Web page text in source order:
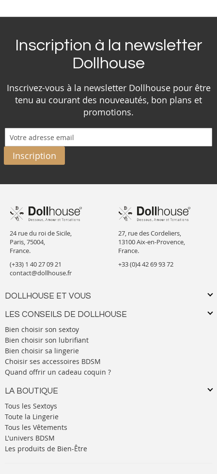
Inscription à la newsletter
Dollhouse
Inscrivez-vous à la newsletter Dollhouse pour être
tenu au courant des nouveautés, bon plans et
promotions.
Inscription
24 rue du roi de Sicile,
Paris, 75004,
France.
(+33) 1 40 27 09 21
contact@dollhouse.fr
DOLLHOUSE ET VOUS
LES CONSEILS DE DOLLHOUSE
Bien choisir son sextoy
Bien choisir son lubrifiant
Bien choisir sa lingerie
Choisir ses accessoires BDSM
Quand offrir un cadeau coquin ?
LA BOUTIQUE
Tous les Sextoys
Toute la Lingerie
Tous les Vêtements
L'univers BDSM
Les produits de Bien-Être
27, rue des Cordeliers,
13100 Aix-en-Provence,
France.
+33 (0)4 42 69 93 72